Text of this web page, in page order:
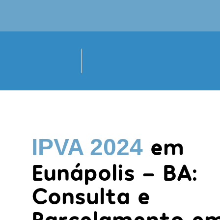
IPVA 2024 em
Eunápolis - BA:
Consulta e